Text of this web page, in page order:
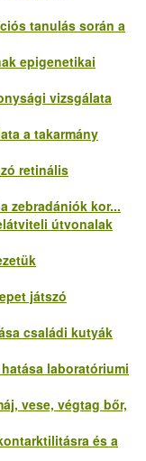
tanulás során a
epigenetikai
vizsgálata
a takarmány
retinális
zebradániók kor...
útvonalak
játszó
családi kutyák
laboratóriumi
vese, végtag bőr,
és a